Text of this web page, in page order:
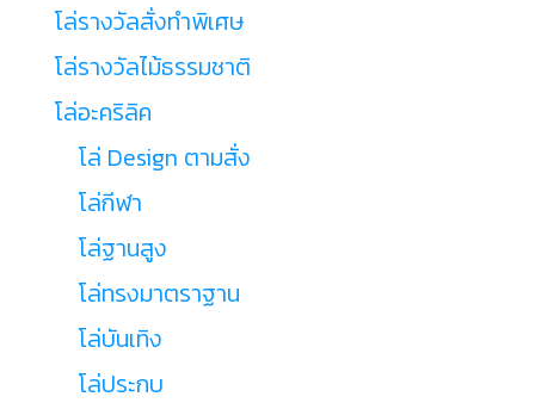
โล่รางวัลสั่งทำพิเศษ
โล่รางวัลไม้ธรรมชาติ
โล่อะคริลิค
โล่ Design ตามสั่ง
โล่กีฬา
โล่ฐานสูง
โล่ทรงมาตราฐาน
โล่บันเทิง
โล่ประกบ